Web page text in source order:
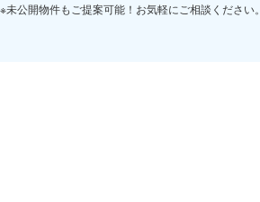
※未公開物件もご提案可能！お気軽にご相談くださ